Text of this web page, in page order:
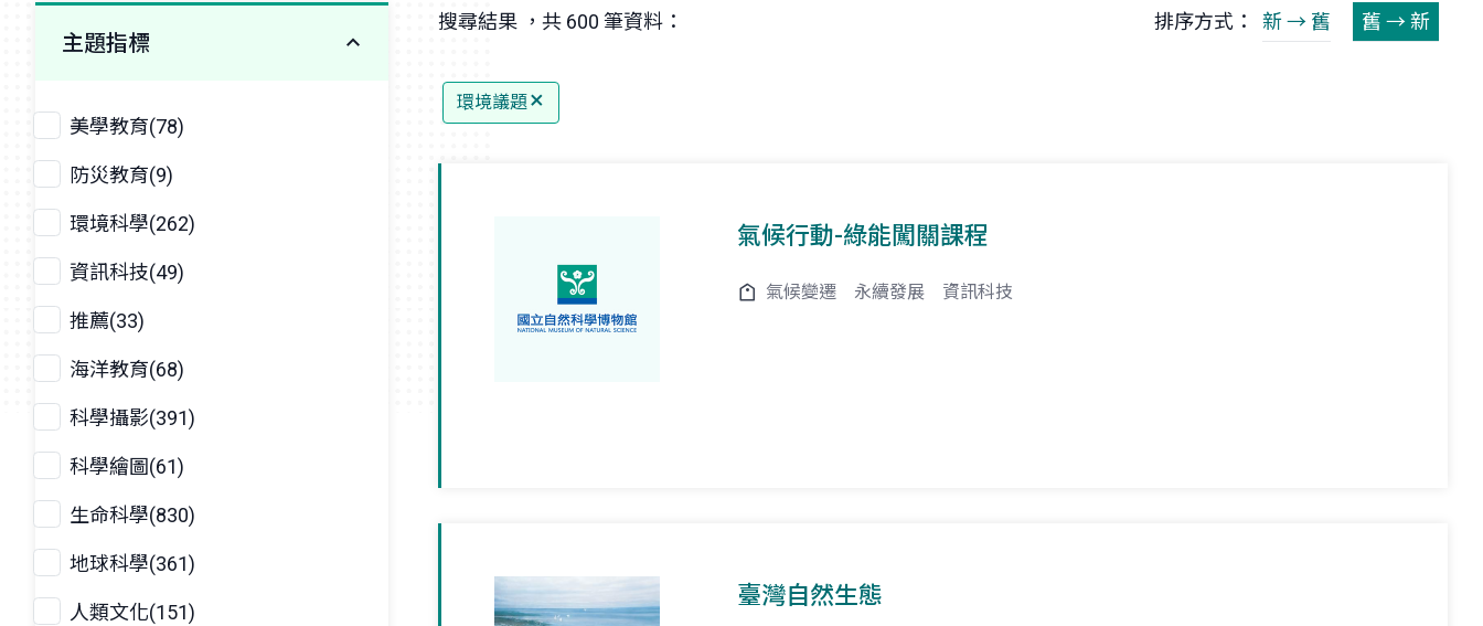
主題指標
美學教育(78)
防災教育(9)
環境科學(262)
資訊科技(49)
推薦(33)
海洋教育(68)
科學攝影(391)
科學繪圖(61)
生命科學(830)
地球科學(361)
人類文化(151)
搜尋結果 ，共 600 筆資料： 排序方式： 新 → 舊 舊 → 新
環境議題
氣候行動-綠能闖關課程
氣候變遷 永續發展 資訊科技
臺灣自然生態